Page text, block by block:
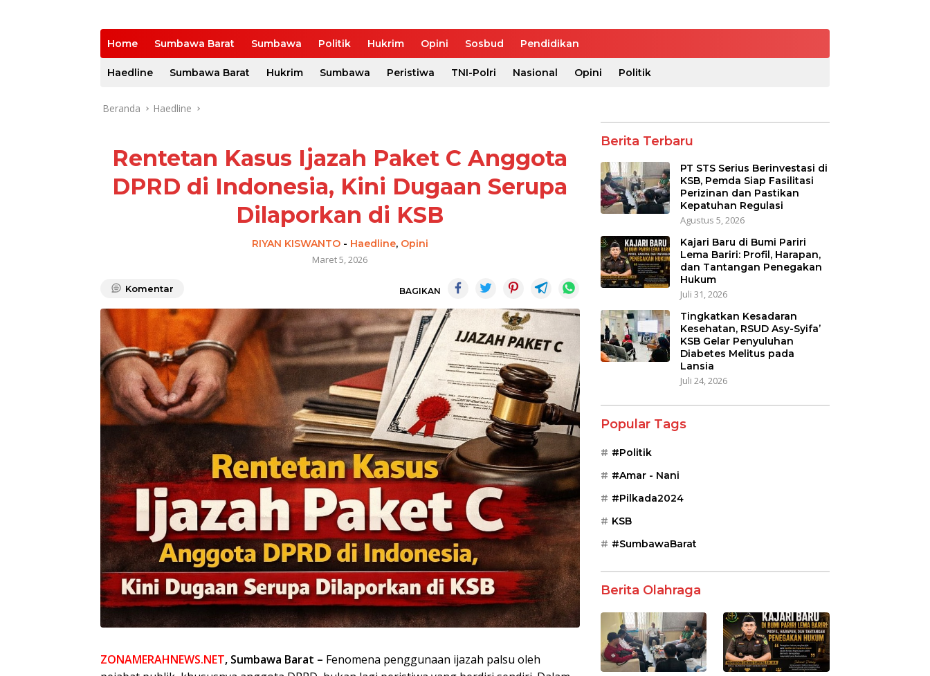
Home Sumbawa Barat Sumbawa Politik Hukrim Opini Sosbud Pendidikan
Haedline Sumbawa Barat Hukrim Sumbawa Peristiwa TNI-Polri Nasional Opini Politik
Beranda Haedline
Rentetan Kasus Ijazah Paket C Anggota
DPRD di Indonesia, Kini Dugaan Serupa
Dilaporkan di KSB
RIYAN KISWANTO- Haedline, Opini
Maret 5, 2026
Komentar BAGIKAN
ZONAMERAHNEWS.NET, Sumbawa Barat – Fenomena penggunaan ijazah palsu oleh
Berita Terbaru
PT STS Serius Berinvestasi di
KSB, Pemda Siap Fasilitasi
Perizinan dan Pastikan
Kepatuhan Regulasi
Agustus 5, 2026
Kajari Baru di Bumi Pariri
Lema Bariri: Profil, Harapan,
dan Tantangan Penegakan
Hukum
Juli 31, 2026
Tingkatkan Kesadaran
Kesehatan, RSUD Asy-Syifa’
KSB Gelar Penyuluhan
Diabetes Melitus pada
Lansia
Juli 24, 2026
Popular Tags
#Politik
#Amar - Nani
#Pilkada2024
KSB
#SumbawaBarat
Berita Olahraga